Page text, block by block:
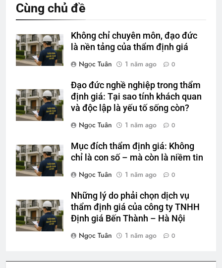
Cùng chủ đề
Không chỉ chuyên môn, đạo đức
là nền tảng của thẩm định giá
Ngọc Tuân
1 năm ago 0
Đạo đức nghề nghiệp trong thẩm
định giá: Tại sao tính khách quan
và độc lập là yếu tố sống còn?
Ngọc Tuân
1 năm ago 0
Mục đích thẩm định giá: Không
chỉ là con số – mà còn là niềm tin
Ngọc Tuân
1 năm ago 0
Những lý do phải chọn dịch vụ
thẩm định giá của công ty TNHH
Định giá Bến Thành – Hà Nội
Ngọc Tuân
1 năm ago 0